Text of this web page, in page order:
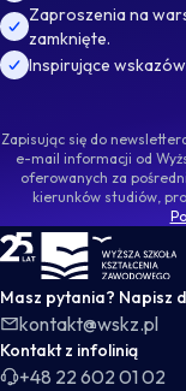
Zaproszenia na
zamknięte.
Inspirujące
Zapisując się do
e-mail informacji od
oferowanych za
kierunków studiów,
WSKZ - strona główna
Masz pytania? Napisz
kontakt@wskz.pl
Kontakt z infolinią
+48 22 602 01 02